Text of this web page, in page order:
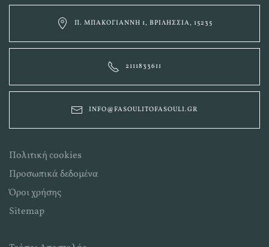
Π. ΜΠΑΚΟΓΙΆΝΝΗ 1, ΒΡΙΛΉΣΣΙΑ, 15235
2111833611
INFO@FASOULITOFASOULI.GR
Πολιτική cookies
Προσωπικά δεδομένα
Όροι χρήσης
Sitemap